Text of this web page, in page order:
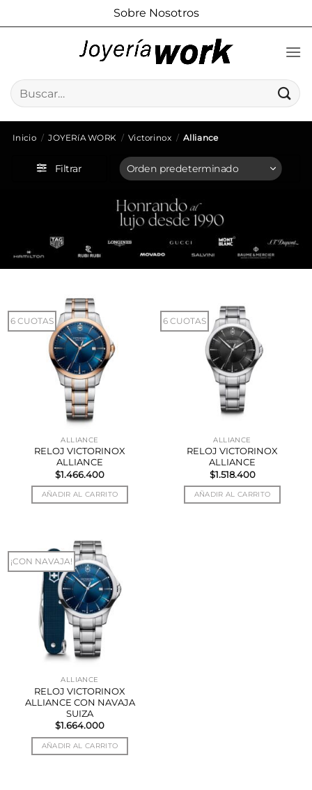
al
Sobre Nosotros
Buscar
por:
Inicio / JOYERíA WORK / Victorinox / Alliance
Filtrar
6 CUOTAS
ALLIANCE
RELOJ VICTORINOX
ALLIANCE
$1.466.400
AÑADIR AL CARRITO
6 CUOTAS
ALLIANCE
RELOJ VICTORINOX
ALLIANCE
$1.518.400
AÑADIR AL CARRITO
¡CON NAVAJA!
ALLIANCE
RELOJ VICTORINOX
ALLIANCE CON NAVAJA
SUIZA
$1.664.000
AÑADIR AL CARRITO